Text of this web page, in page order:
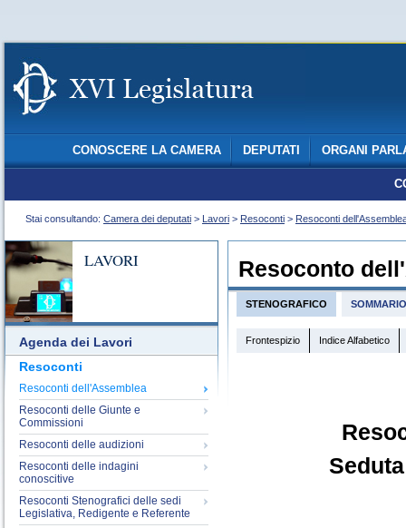
CONOSCERE LA CAMERA DEPUTATI ORGANI
Stai consultando: Camera dei deputati > Lavori > Resoconti > Resoconti
LAVORI
Agenda dei Lavori
Resoconti
Resoconti dell'Assemblea
Resoconti delle Giunte e
Commissioni
Resoconti delle audizioni
Resoconti delle indagini
conoscitive
Resoconti Stenografici delle sedi
Legislativa, Redigente e Referente
Resoconto
STENOGRAFICO SOMMARIO
Frontespizio Indice Alfabetico